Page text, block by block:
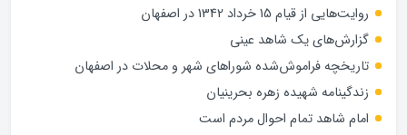
روایت‌هایی از قیام 15 خرداد 1342 در اصفهان
گزارش‌های یک شاهد عینی
تاریخچه فراموش‌شده شوراهای شهر و محلات در اصفهان
زندگینامه شهيده زهره بحرينيان
امام شاهد تمام احوال مردم است